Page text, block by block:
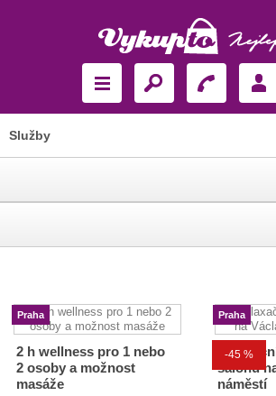
Služby
Praha
2 h wellness pro 1 nebo
2 osoby a možnost
masáže
-45 %
Praha
salonu
náměstí